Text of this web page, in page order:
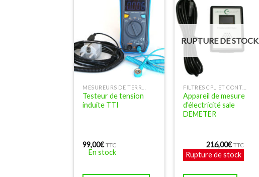
Testeur de tension
induite TTI
99,00€ TTC
En stock
RUPTURE DE STOCK
Appareil de mesure
d’électricité sale
DEMETER
216,00€ TTC
Rupture de stock